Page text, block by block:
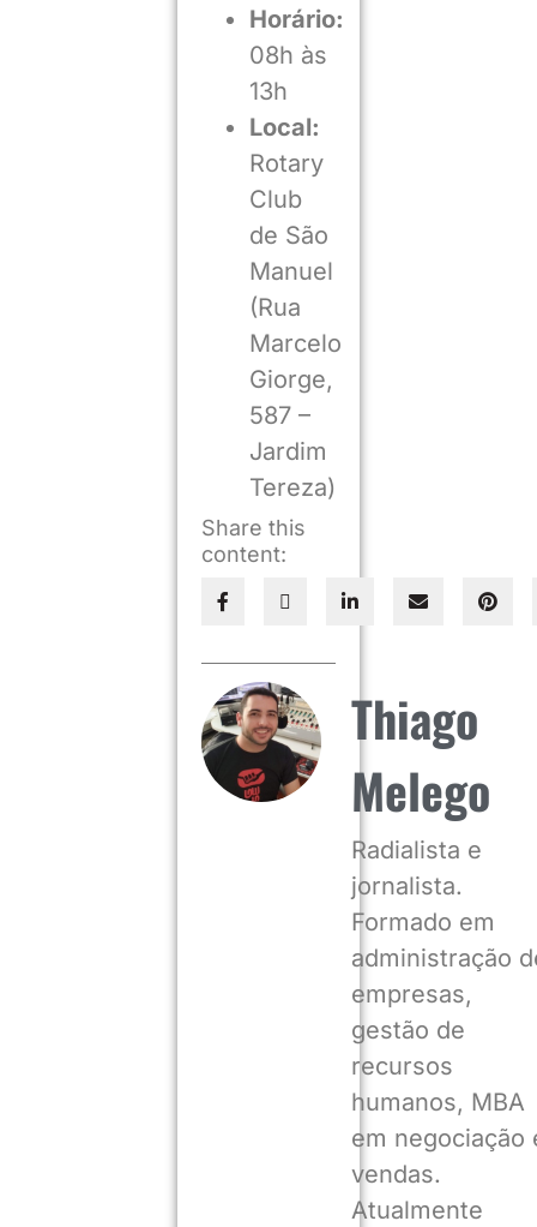
Horário:
08h às
13h
Local:
Rotary
Club
de São
Manuel
(Rua
Marcelo
Giorge,
587 –
Jardim
Tereza)
Share this
content:
Thiago
Melego
Radialista e
jornalista.
Formado em
administração
empresas,
gestão de
recursos
humanos, MBA
em negociação
vendas.
Atualmente